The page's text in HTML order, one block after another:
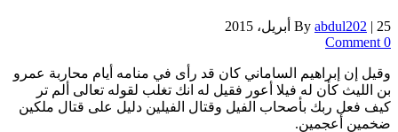
By abdul202 | 25 أبريل، 2015
0 Comment
وقيل إن إبراهيم الساماني كان قد رأى في منامه أيام محاربة عمرو
بن الليث كأن له فيلا أعور فقيل له انك تغلب لقوله تعالى ألم تر
كيف فعل ربك بأصحاب الفيل وقتال الفيلين دليل على قتال ملكين
ضخمين أعجمين.